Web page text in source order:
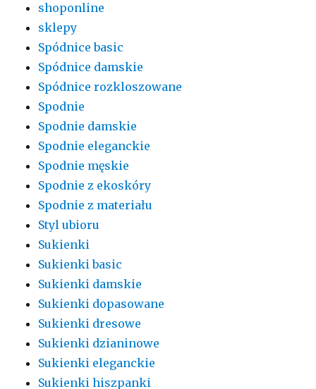
shoponline
sklepy
Spódnice basic
Spódnice damskie
Spódnice rozkloszowane
Spodnie
Spodnie damskie
Spodnie eleganckie
Spodnie męskie
Spodnie z ekoskóry
Spodnie z materiału
Styl ubioru
Sukienki
Sukienki basic
Sukienki damskie
Sukienki dopasowane
Sukienki dresowe
Sukienki dzianinowe
Sukienki eleganckie
Sukienki hiszpanki